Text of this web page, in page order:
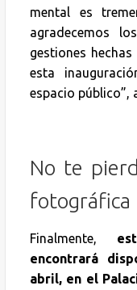
mental es
agradecemos
gestiones
esta
espacio público”,
No te
fotográfica
Finalmente,
encontrará
abril, en el